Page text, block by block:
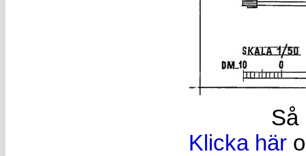
Så
Klicka här